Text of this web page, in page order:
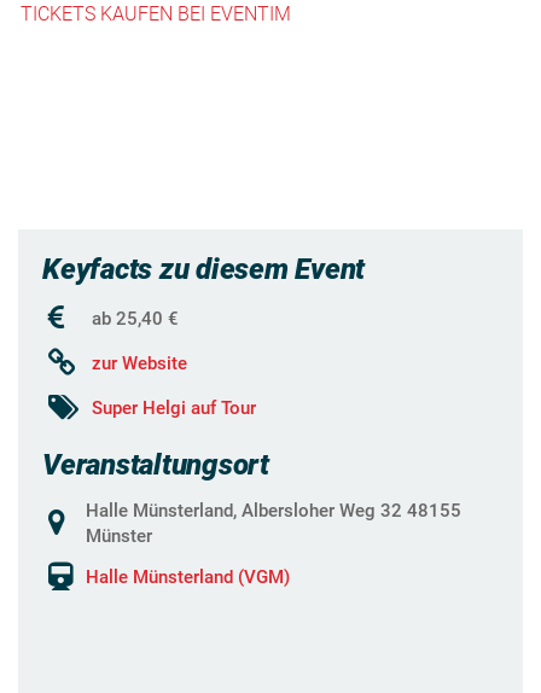
TICKETS KAUFEN BEI EVENTIM
Keyfacts zu diesem Event
ab 25,40 €
zur Website
Super Helgi auf Tour
Veranstaltungsort
Halle Münsterland, Albersloher Weg 32 48155
Münster
Halle Münsterland (VGM)